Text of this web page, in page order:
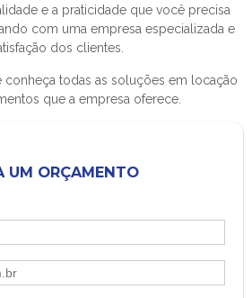
e a praticidade que você precisa
com uma empresa especializada e
dos clientes.
todas as soluções em locação
que a empresa oferece.
UM ORÇAMENTO